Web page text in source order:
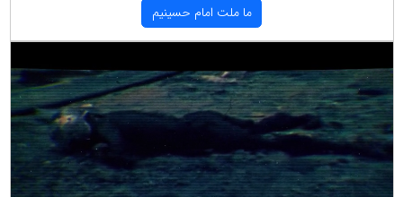
ما ملت امام حسینیم